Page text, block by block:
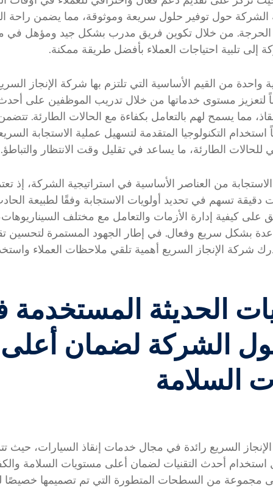
الشركة حول توفير حلول سريعة وموثوقة، مما يضمن راحة
الحرجة. من خلال تكوين فريق مدرب بشكل جيد ومؤهل في
إلى تلبية احتياجات العملاء بأفضل طريقة ممكنة.
واحدة من القيم الأساسية التي تلتزم بها شركة الإنجاز
لتعزيز مستوى خدماتها من خلال تدريب الموظفين على
مما يسمح لهم بالتعامل بكفاءة مع الحالات الطارئة.
التكنولوجيا المتقدمة لتسهيل عملية الاستجابة
للحالات الطارئة، ما يساعد في تقليل وقت الانتظار والتباطؤ.
الاستجابة من العناصر الأساسية في استراتيجية الشركة، إذ
دقيقة تسهم في تحديد أولويات الاستجابة وفقًا لطبيعة
على كيفية إدارة الأزمات والتعامل مع مختلف
بشكل سريع وفعال. في إطار الجهود المستمرة لتحسين
شركة الإنجاز السريع أهمية تلقي ملاحظات العملاء
الحديثة
الشركة لضمان أعلى
السلامة
السريع رائدة في مجال خدمات إنقاذ السيارات، حيث
استخدام أحدث التقنيات لضمان أعلى مستويات السلامة
مجموعة من السطحات المتطورة التي تم تصميمها خصيصًا